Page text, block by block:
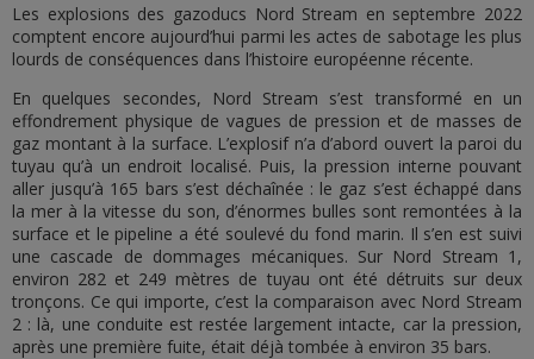
Les explosions des gazoducs Nord Stream en septembre 2022
comptent encore aujourd’hui parmi les actes de sabotage les plus
lourds de conséquences dans l’histoire européenne récente.
En quelques secondes, Nord Stream s’est transformé en un
effondrement physique de vagues de pression et de masses de
gaz montant à la surface. L’explosif n’a d’abord ouvert la paroi du
tuyau qu’à un endroit localisé. Puis, la pression interne pouvant
aller jusqu’à 165 bars s’est déchaînée : le gaz s’est échappé dans
la mer à la vitesse du son, d’énormes bulles sont remontées à la
surface et le pipeline a été soulevé du fond marin. Il s’en est suivi
une cascade de dommages mécaniques. Sur Nord Stream 1,
environ 282 et 249 mètres de tuyau ont été détruits sur deux
tronçons. Ce qui importe, c’est la comparaison avec Nord Stream
2 : là, une conduite est restée largement intacte, car la pression,
après une première fuite, était déjà tombée à environ 35 bars.